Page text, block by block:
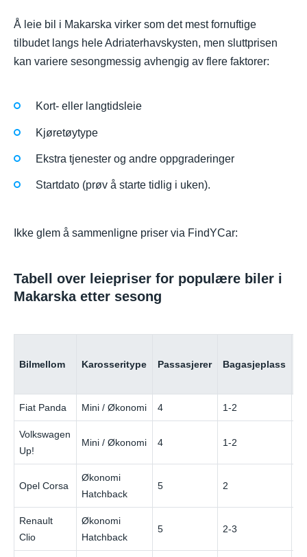
Å leie bil i Makarska virker som det mest fornuftige
tilbudet langs hele Adriaterhavskysten, men sluttprisen
kan variere sesongmessig avhengig av flere faktorer:
Kort- eller langtidsleie
Kjøretøytype
Ekstra tjenester og andre oppgraderinger
Startdato (prøv å starte tidlig i uken).
Ikke glem å sammenligne priser via FindYCar:
Tabell over leiepriser for populære biler i
Makarska etter sesong
Bilmellom Karosseritype Passasjerer Bagasjeplass
Fiat Panda Mini / Økonomi 4 1-2
Volkswagen
Up!
Mini / Økonomi 4 1-2
Opel Corsa
Økonomi
Hatchback
5 2
Renault
Clio
Økonomi
Hatchback
5 2-3